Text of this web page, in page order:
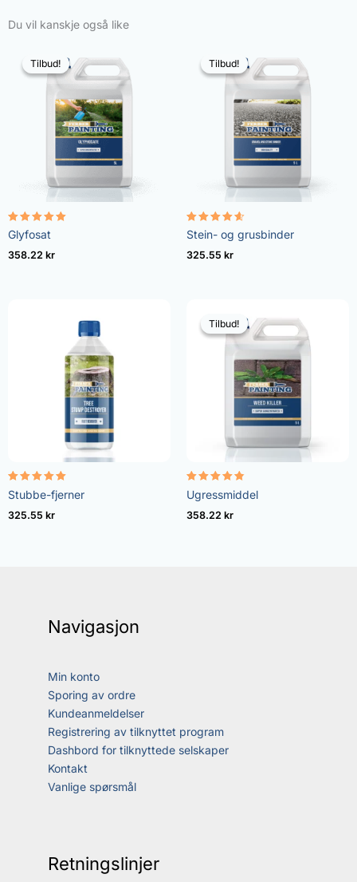
Du vil kanskje også like
Tilbud!
Tilbud!
Vurdert
4.96
av 5
Glyfosat
358.22 kr
Tilbud!
Tilbud!
Vurdert
4.57
av 5
Stein- og grusbinder
325.55 kr
Vurdert
5.00
av 5
Stubbe-fjerner
325.55 kr
Tilbud!
Tilbud!
Vurdert
4.73
av 5
Ugressmiddel
358.22 kr
Navigasjon
Min konto
Sporing av ordre
Kundeanmeldelser
Registrering av tilknyttet program
Dashbord for tilknyttede selskaper
Kontakt
Vanlige spørsmål
Retningslinjer